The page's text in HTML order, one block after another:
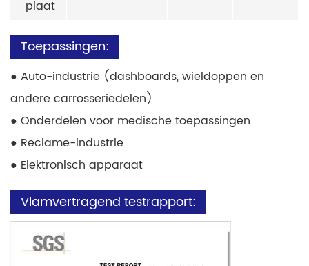
plaat
Toepassingen:
● Auto-industrie (dashboards, wieldoppen en
andere carrosseriedelen)
● Onderdelen voor medische toepassingen
● Reclame-industrie
● Elektronisch apparaat
Vlamvertragend testrapport: